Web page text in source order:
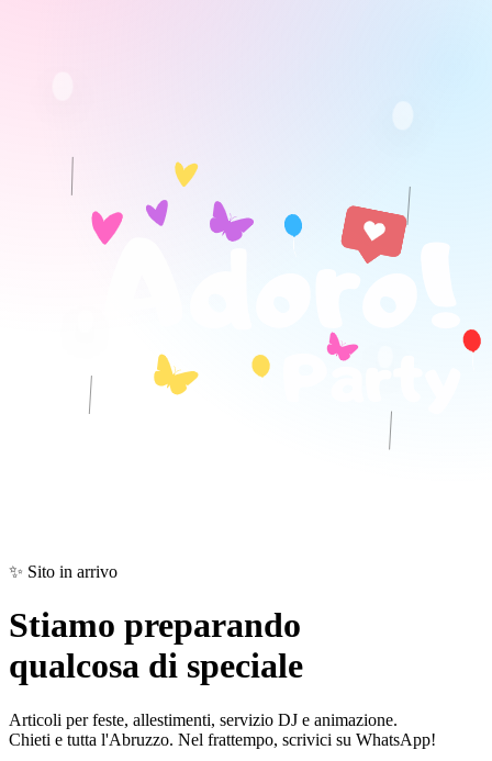
✨ Sito in arrivo
Stiamo preparando
qualcosa di speciale
Articoli per feste, allestimenti, servizio DJ e animazione.
Chieti e tutta l'Abruzzo. Nel frattempo, scrivici su WhatsApp!